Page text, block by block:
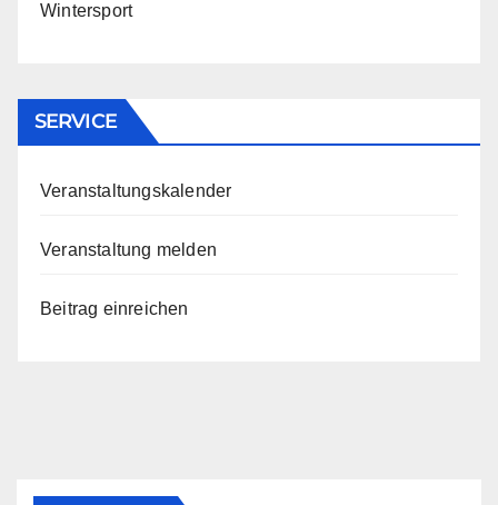
Wintersport
SERVICE
Veranstaltungskalender
Veranstaltung melden
Beitrag einreichen